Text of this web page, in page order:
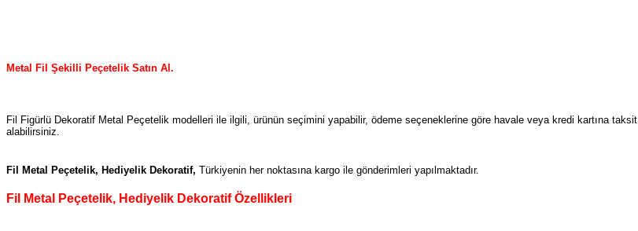
Metal Fil Şekilli Peçetelik Satın Al.
Fil Figürlü Dekoratif Metal Peçetelik modelleri ile ilgili, ürünün seçimini yapabilir, ödeme seçeneklerine göre havale veya kredi kartına
alabilirsiniz.
Fil Metal Peçetelik, Hediyelik Dekoratif, Türkiyenin her noktasına kargo ile gönderimleri yapılmaktadır.
Fil Metal Peçetelik, Hediyelik Dekoratif Özellikleri